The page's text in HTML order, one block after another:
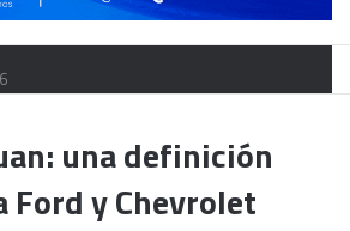
una definición
y Chevrolet